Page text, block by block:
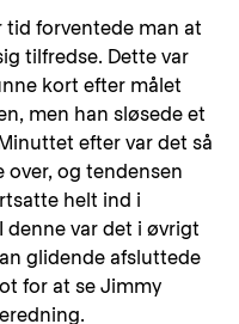
tid forventede man at
tilfredse. Dette var
kort efter målet
men han sløsede et
efter var det så
over, og tendensen
helt ind i
denne var det i øvrigt
glidende afsluttede
for at se Jimmy